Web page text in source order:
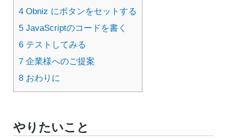
4 Obniz にボタンをセットする
5 JavaScriptのコードを書く
6 テストしてみる
7 企業様へのご提案
8 おわりに
やりたいこと